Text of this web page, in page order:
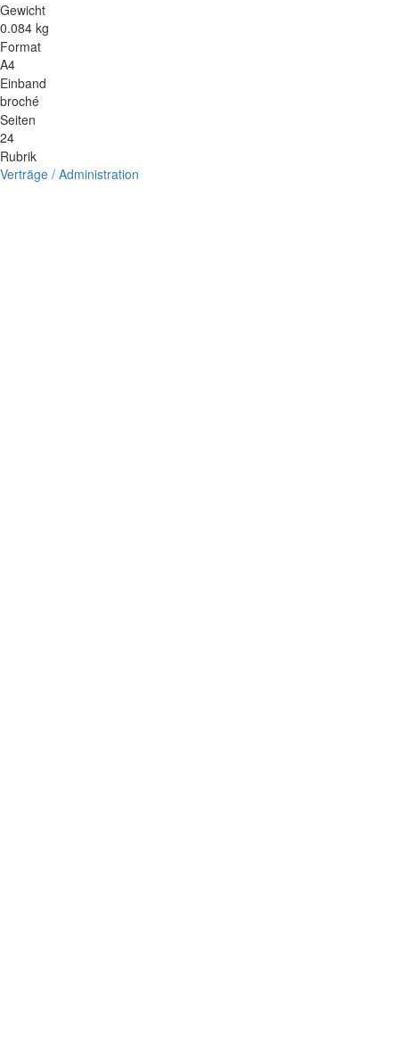
Gewicht
0.084 kg
Format
A4
Einband
broché
Seiten
24
Rubrik
Verträge / Administration